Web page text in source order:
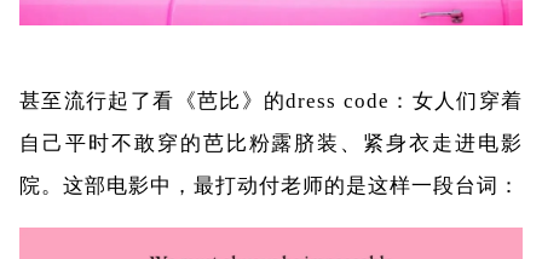
甚至流行起了看《芭比》的dress code ：女人们穿着
自己平时不敢穿的芭比粉露脐装、紧身衣走进电影
院。这部电影中，最打动付老师的是这样一段台词：